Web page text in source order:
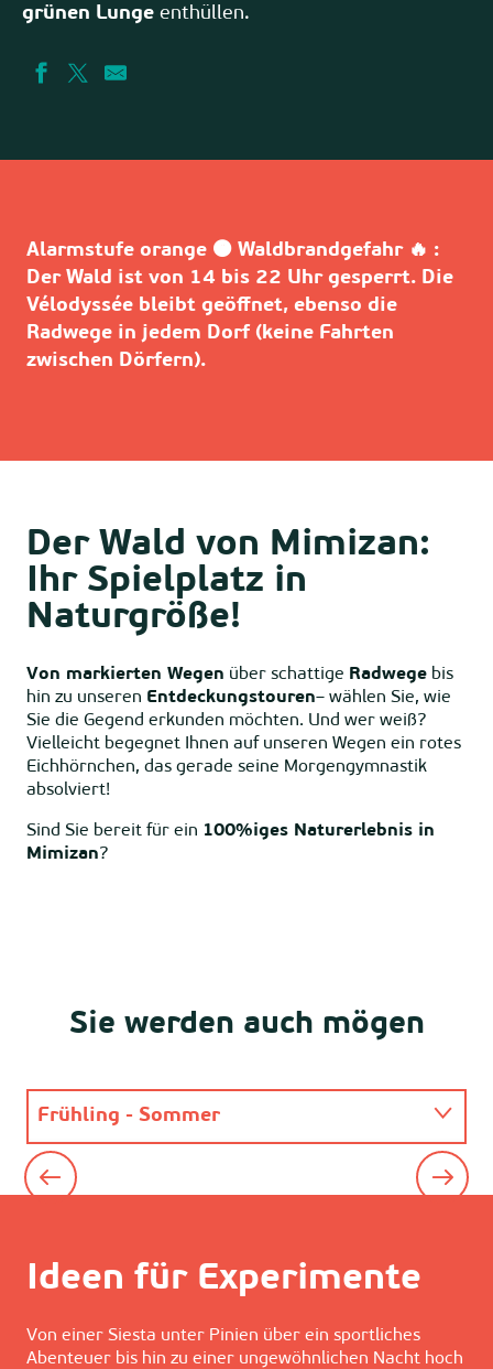
grünen Lunge enthüllen.
Alarmstufe orange 🟠 Waldbrandgefahr 🔥 :
Der Wald ist von 14 bis 22 Uhr gesperrt. Die
Vélodyssée bleibt geöffnet, ebenso die
Radwege in jedem Dorf (keine Fahrten
zwischen Dörfern).
Der Wald von Mimizan:
Ihr Spielplatz in
Naturgröße!
Von markierten Wegen über schattige Radwege bis
hin zu unseren Entdeckungstouren– wählen Sie, wie
Sie die Gegend erkunden möchten. Und wer weiß?
Vielleicht begegnet Ihnen auf unseren Wegen ein rotes
Eichhörnchen, das gerade seine Morgengymnastik
absolviert!
Sind Sie bereit für ein 100%iges Naturerlebnis in
Mimizan?
Sie werden auch mögen
Frühling - Sommer
Herbst - Winter
Aktivitäten, Besichtigungen und
Veranstaltungen in Aureilhan
Ideen für Experimente
Von einer Siesta unter Pinien über ein sportliches
Abenteuer bis hin zu einer ungewöhnlichen Nacht hoch